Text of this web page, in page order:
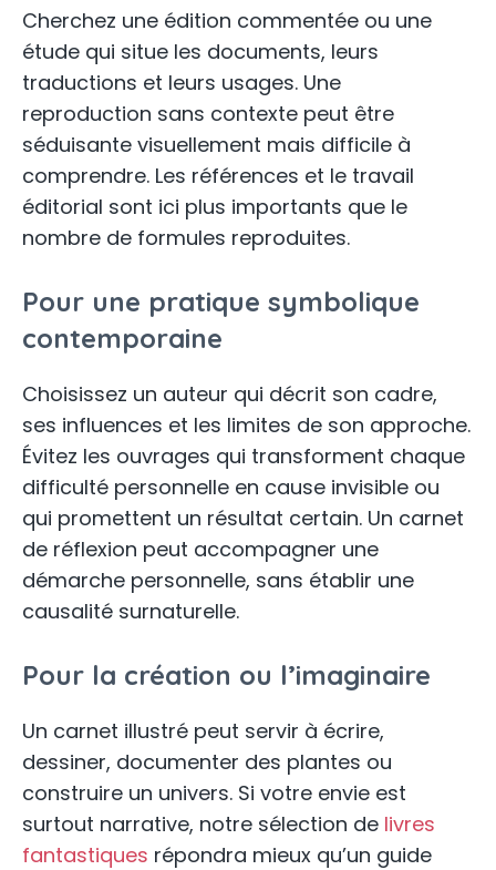
Cherchez une édition commentée ou une
étude qui situe les documents, leurs
traductions et leurs usages. Une
reproduction sans contexte peut être
séduisante visuellement mais difficile à
comprendre. Les références et le travail
éditorial sont ici plus importants que le
nombre de formules reproduites.
Pour une pratique symbolique
contemporaine
Choisissez un auteur qui décrit son cadre,
ses influences et les limites de son approche.
Évitez les ouvrages qui transforment chaque
difficulté personnelle en cause invisible ou
qui promettent un résultat certain. Un carnet
de réflexion peut accompagner une
démarche personnelle, sans établir une
causalité surnaturelle.
Pour la création ou l’imaginaire
Un carnet illustré peut servir à écrire,
dessiner, documenter des plantes ou
construire un univers. Si votre envie est
surtout narrative, notre sélection de livres
fantastiques répondra mieux qu’un guide